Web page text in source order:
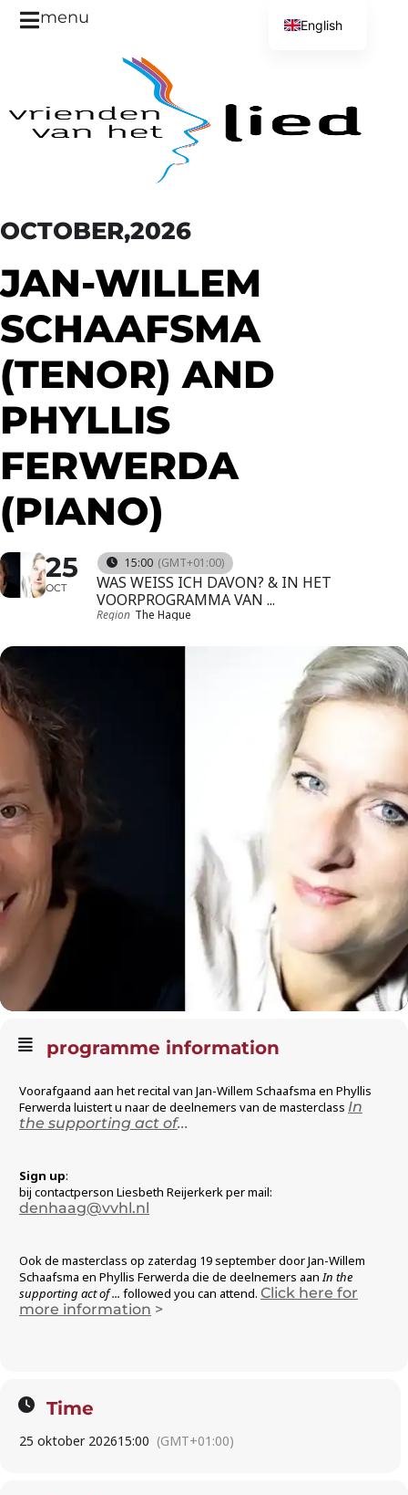
menu
OCTOBER,2026
JAN-WILLEM
SCHAAFSMA
(TENOR) AND
PHYLLIS
FERWERDA
(PIANO)
25
OCT
15:00 (GMT+01:00)
WAS WEISS ICH DAVON? & IN HET
VOORPROGRAMMA VAN ...
Region The Hague
programme information
Voorafgaand aan het recital van Jan-Willem Schaafsma en Phyllis
Ferwerda luistert u naar de deelnemers van de masterclass In
the supporting act of...
Sign up:
bij contactperson Liesbeth Reijerkerk per mail:
denhaag@vvhl.nl
Ook de masterclass op zaterdag 19 september door Jan-Willem
Schaafsma en Phyllis Ferwerda die de deelnemers aanIn the
supporting act of ... followed you can attend. Click here for
more information >
Time
25 oktober 202615:00 (GMT+01:00)
English